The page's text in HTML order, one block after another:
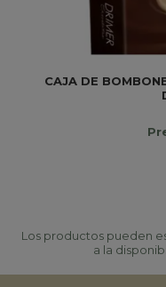
CAJA DE
Los productos pueden
a la